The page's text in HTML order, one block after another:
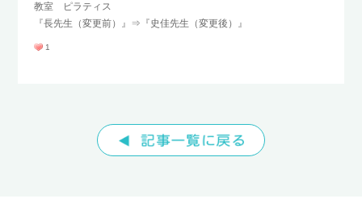
FAX : 096-232-8692
教室 ピラティス
『長先生（変更前）』⇒『史佳先生（変更後）』
1